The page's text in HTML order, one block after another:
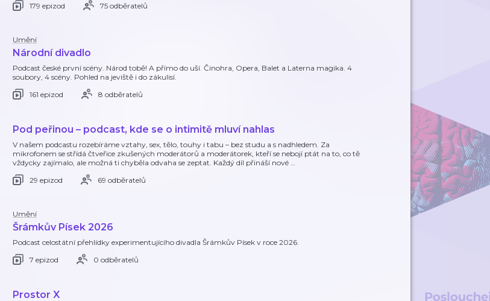
179 epizod
75 odběratelů
Umění
Národní divadlo
Podcast české první scény. Národ tobě! A přímo do uší. Činohra, Opera, Balet a Laterna magika. 4
soubory, 4 scény. Pohled na jeviště i do zákulisí.
161 epizod
8 odběratelů
Pod peřinou – podcast, kde se o intimitě mluví nahlas
V našem podcastu rozebíráme vztahy, sex, tělo, touhy i tabu – bez studu a s nadhledem. Za
mikrofonem se střídá čtveřice zkušených moderátorů a moderátorek, kteří se nebojí ptát na to, co tě
vždycky zajímalo, ale možná ti chyběla odvaha se zeptat. Každý díl přináší nové …
29 epizod
69 odběratelů
Umění
Šrámkův Písek 2026
Podcast celostátní přehlídky experimentujícího divadla Šrámkův Písek v roce 2026.
7 epizod
0 odběratelů
Prostor X